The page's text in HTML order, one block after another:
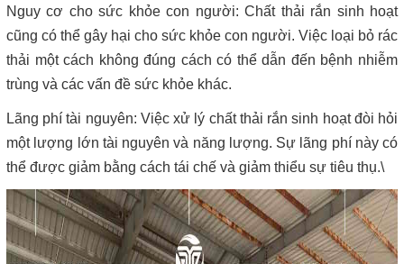
Nguy cơ cho sức khỏe con người: Chất thải rắn sinh hoạt
cũng có thể gây hại cho sức khỏe con người. Việc loại bỏ rác
thải một cách không đúng cách có thể dẫn đến bệnh nhiễm
trùng và các vấn đề sức khỏe khác.
Lãng phí tài nguyên: Việc xử lý chất thải rắn sinh hoạt đòi hỏi
một lượng lớn tài nguyên và năng lượng. Sự lãng phí này có
thể được giảm bằng cách tái chế và giảm thiểu sự tiêu thụ.\